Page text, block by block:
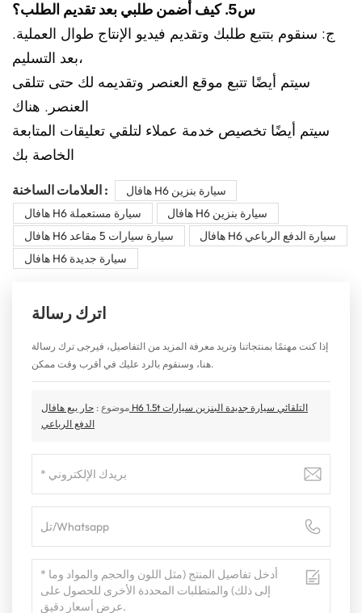
س5. كيف أضمن طلبي بعد تقديم الطلب؟
ج: سنقوم بتتبع طلبك وتقديم فيديو الإنتاج طوال العملية.
بعد التسليم،
سيتم أيضًا تتبع موقع العنصر وتقديمه لك حتى تتلقى
العنصر. هناك
سيتم أيضًا تخصيص خدمة عملاء لتلقي تعليقات المتابعة
الخاصة بك
العلامات الساخنة :
هافال H6 سيارة بنزين
هافال H6 سيارة مستعملة
هافال H6 سيارة بنزين
هافال H6 سيارة سيارات 5 مقاعد
هافال H6 سيارة الدفع الرباعي
هافال H6 سيارة جديدة
اترك رسالة
إذا كنت مهتمًا بمنتجاتنا وتريد معرفة المزيد من التفاصيل، فيرجى ترك رسالة
هنا، وسنقوم بالرد عليك في أقرب وقت ممكن.
موضوع : حار بيع هافال H6 1.5t التلقائي سيارة جديدة البنزين سيارات
الدفع الرباعي